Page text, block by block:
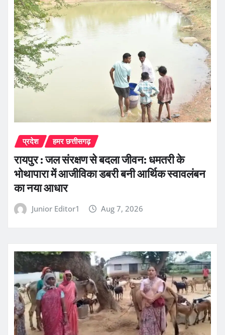
प्रदेश हमर छत्तीसगढ़
रायपुर : जल संरक्षण से बदला जीवन: धमतरी के
भोथापारा में आजीविका डबरी बनी आर्थिक स्वावलंबन
का नया आधार
Junior Editor1 Aug 7, 2026